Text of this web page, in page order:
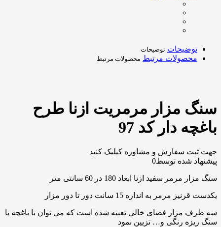
توضیحات توضیحات
محصولات مرتبط محصولات مرتبط
سنگ مزار مرمریت ازنا طرح
باغچه دار کد 97
جهت ثبت سفارش و مشاوره کیلیک کنید
پیشنهاد شده توسط0
سنگ مزار مرمر سفید ازنا ابعاد 180 در 60 سانتی متر
یکدست قرنیز مرمر به اندازه 15 سانت دور تا دور مزار
سه طرف مزار فضای خالی تعبیه شده است که می توان با باغچه یا
سنگ ریزه رنگی و… تزیین نمود